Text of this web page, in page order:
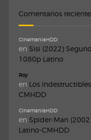
Comentarios
CinemaniaHDD
en Sisi (2022)
1080p Latino
Roy
en Los
CMHDD
CinemaniaHDD
en Spider-Man
Latino-CMHDD